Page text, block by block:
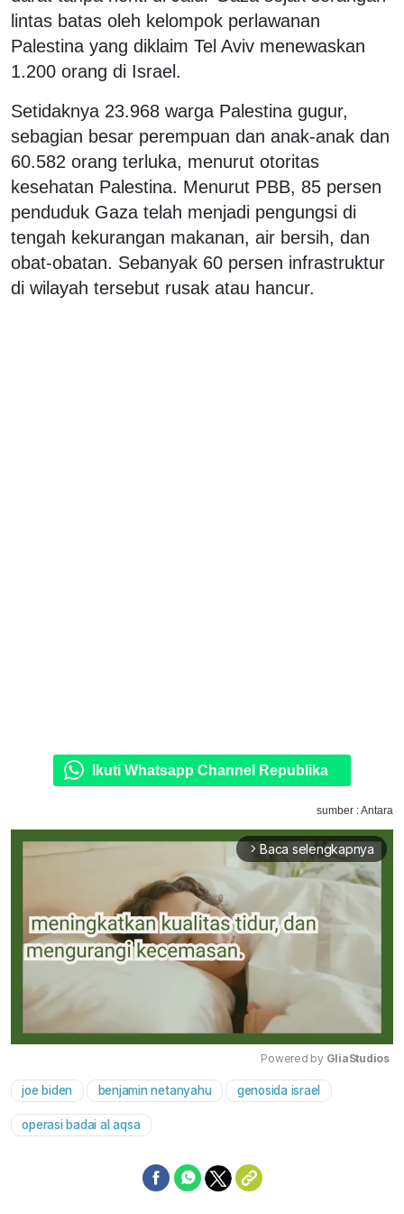
lintas batas oleh kelompok perlawanan
Palestina yang diklaim Tel Aviv menewaskan
1.200 orang di Israel.
Setidaknya 23.968 warga Palestina gugur,
sebagian besar perempuan dan anak-anak dan
60.582 orang terluka, menurut otoritas
kesehatan Palestina. Menurut PBB, 85 persen
penduduk Gaza telah menjadi pengungsi di
tengah kekurangan makanan, air bersih, dan
obat-obatan. Sebanyak 60 persen infrastruktur
di wilayah tersebut rusak atau hancur.
Ikuti Whatsapp Channel Republika
sumber : Antara
arrow_forward_ios Baca selengkapnya
Mute
Powered by GliaStudios
joe biden benjamin netanyahu genosida israel
operasi badai al aqsa